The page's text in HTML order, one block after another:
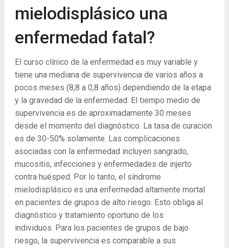
mielodisplásico una
enfermedad fatal?
El curso clínico de la enfermedad es muy variable y
tiene una mediana de supervivencia de varios años a
pocos meses (8,8 a 0,8 años) dependiendo de la etapa
y la gravedad de la enfermedad. El tiempo medio de
supervivencia es de aproximadamente 30 meses
desde el momento del diagnóstico. La tasa de curación
es de 30-50% solamente. Las complicaciones
asociadas con la enfermedad incluyen sangrado,
mucositis, infecciones y enfermedades de injerto
contra huésped. Por lo tanto, el síndrome
mielodisplásico es una enfermedad altamente mortal
en pacientes de grupos de alto riesgo. Esto obliga al
diagnóstico y tratamiento oportuno de los
individuos. Para los pacientes de grupos de bajo
riesgo, la supervivencia es comparable a sus